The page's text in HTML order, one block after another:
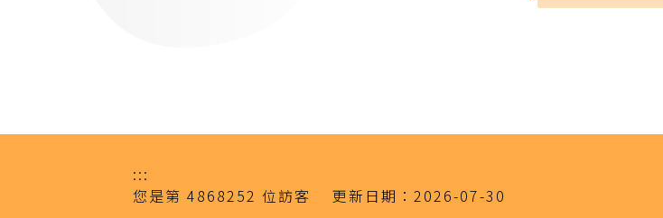
:::
您是第 4868252 位訪客 更新日期： 2026-07-30